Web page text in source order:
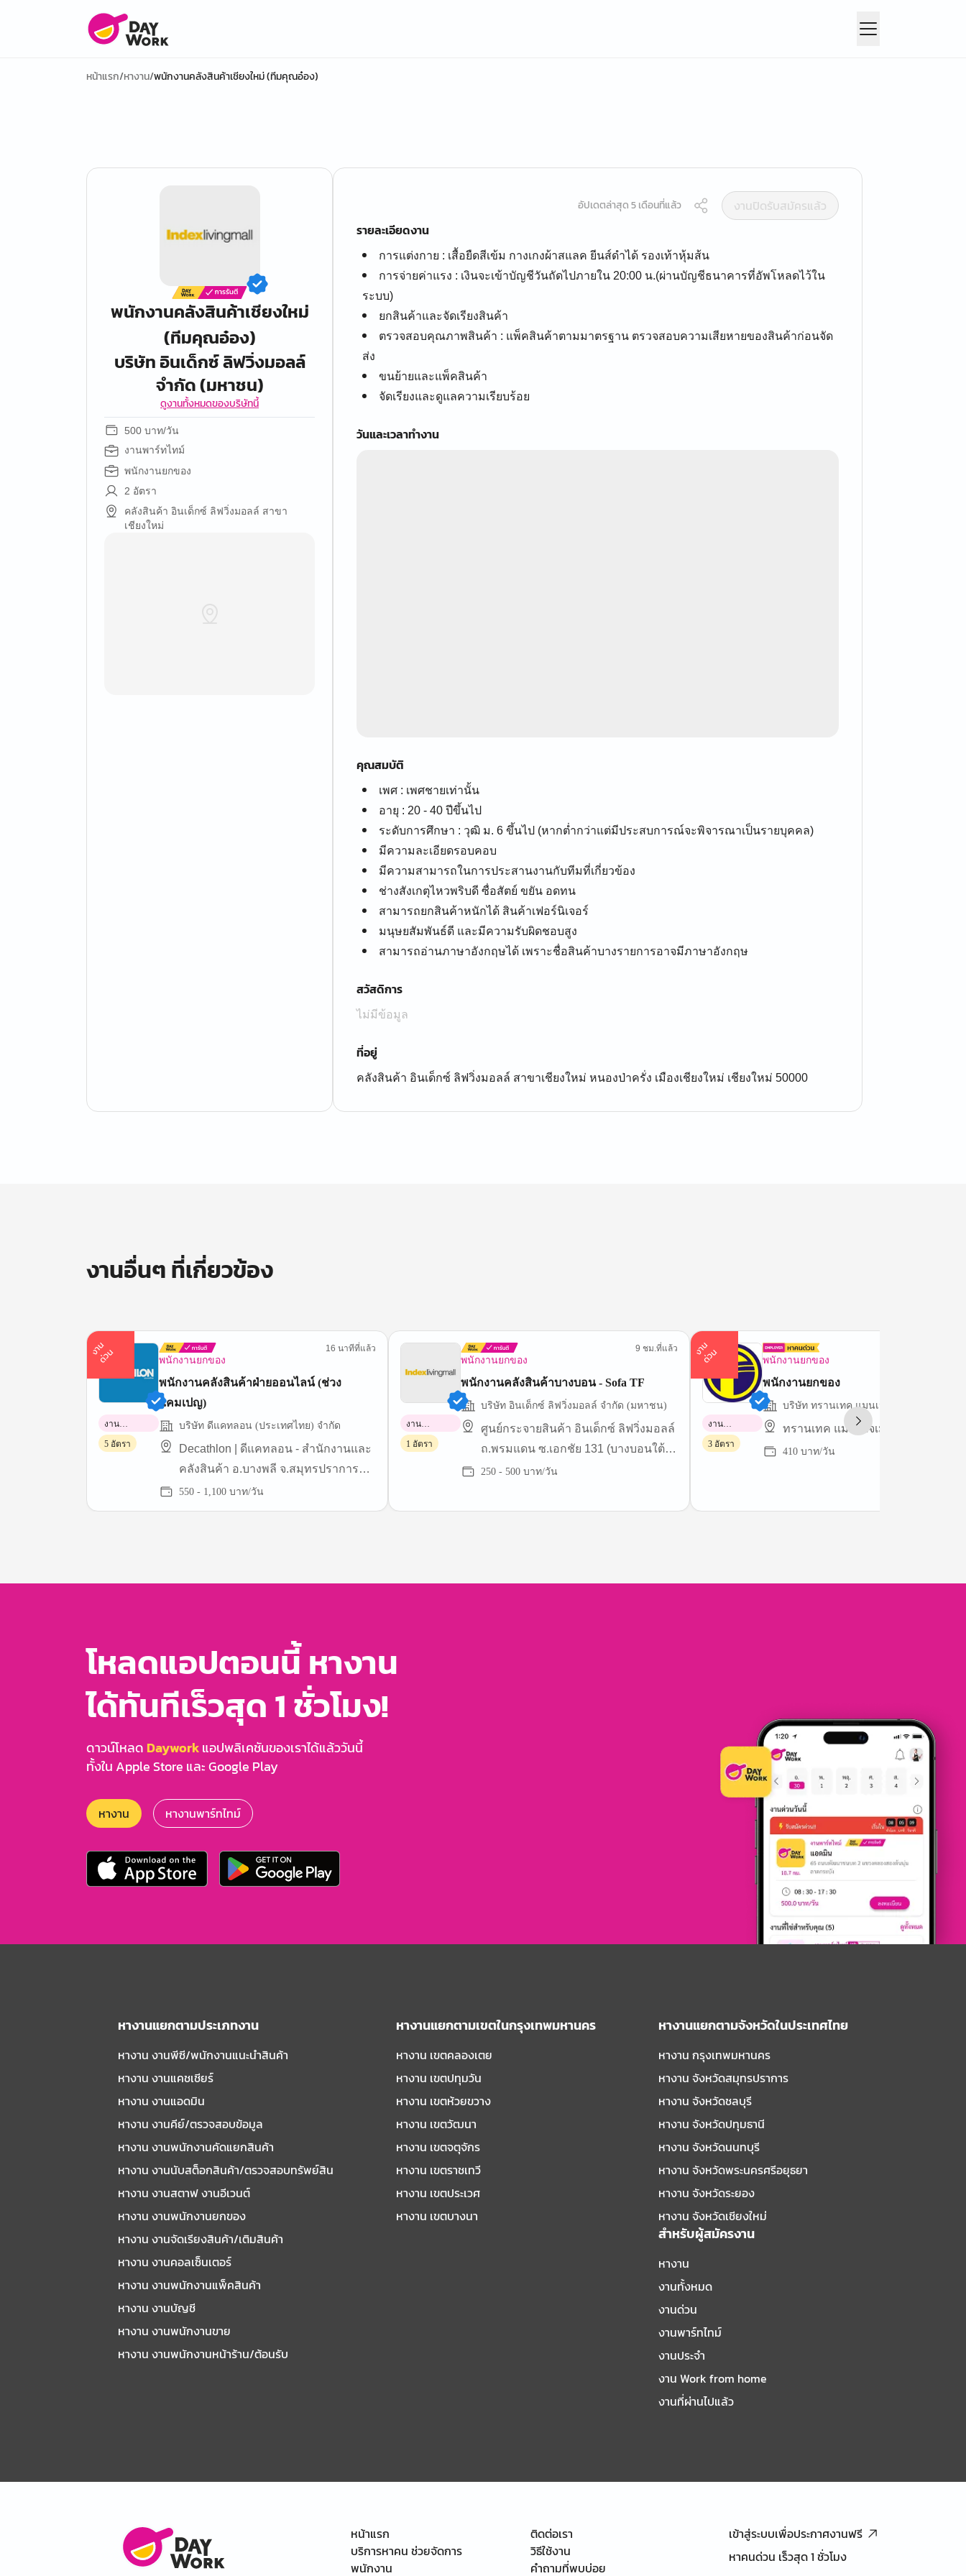
หน้าแรก/หางาน/พนักงานคลังสินค้าเชียงใหม่ (ทีมคุณอ๋อง)
พนักงานคลังสินค้าเชียงใหม่
(ทีมคุณอ๋อง)
บริษัท อินเด็กซ์ ลิฟวิ่งมอลล์
จำกัด (มหาชน)
ดูงานทั้งหมดของบริษัทนี้
500 บาท/วัน
งานพาร์ทไทม์
พนักงานยกของ
2 อัตรา
คลังสินค้า อินเด็กซ์ ลิฟวิ่งมอลล์ สาขา
เชียงใหม่
อัปเดตล่าสุด 5 เดือนที่แล้ว
งานปิดรับสมัครแล้ว
รายละเอียดงาน
การแต่งกาย : เสื้อยืดสีเข้ม กางเกงผ้าสแลค ยีนส์ดำได้ รองเท้าหุ้มส้น
การจ่ายค่าแรง : เงินจะเข้าบัญชีวันถัดไปภายใน 20:00 น.(ผ่านบัญชีธนาคารที่อัพโหลดไว้ใน
ระบบ)
ยกสินค้าและจัดเรียงสินค้า
ตรวจสอบคุณภาพสินค้า : แพ็คสินค้าตามมาตรฐาน ตรวจสอบความเสียหายของสินค้าก่อนจัด
ส่ง
ขนย้ายและแพ็คสินค้า
จัดเรียงและดูแลความเรียบร้อย
วันและเวลาทำงาน
คุณสมบัติ
เพศ : เพศชายเท่านั้น
อายุ : 20 - 40 ปีขึ้นไป
ระดับการศึกษา : วุฒิ ม. 6 ขึ้นไป (หากต่ำกว่าแต่มีประสบการณ์จะพิจารณาเป็นรายบุคคล)
มีความละเอียดรอบคอบ
มีความสามารถในการประสานงานกับทีมที่เกี่ยวข้อง
ช่างสังเกตุไหวพริบดี ซื่อสัตย์ ขยัน อดทน
สามารถยกสินค้าหนักได้ สินค้าเฟอร์นิเจอร์
มนุษยสัมพันธ์ดี และมีความรับผิดชอบสูง
สามารถอ่านภาษาอังกฤษได้ เพราะชื่อสินค้าบางรายการอาจมีภาษาอังกฤษ
สวัสดิการ
ไม่มีข้อมูล
ที่อยู่
คลังสินค้า อินเด็กซ์ ลิฟวิ่งมอลล์ สาขาเชียงใหม่ หนองป่าครั่ง เมืองเชียงใหม่ เชียงใหม่ 50000
งานอื่นๆ ที่เกี่ยวข้อง
ง
า
น
ด่
ว
น พนักงานยกของ
16 นาทีที่แล้ว
พนักงานคลังสินค้าฝ่ายออนไลน์ (ช่วง
แคมเปญ)
บริษัท ดีแคทลอน (ประเทศไทย) จำกัด
Decathlon | ดีแคทลอน - สำนักงานและ
คลังสินค้า อ.บางพลี จ.สมุทรปราการ
(บางนา กม.19)
550 - 1,100 บาท/วัน
งาน
พาร์ทไทม์
5 อัตรา
พนักงานยกของ
9 ชม.ที่แล้ว
พนักงานคลังสินค้าบางบอน - Sofa TF
บริษัท อินเด็กซ์ ลิฟวิ่งมอลล์ จำกัด (มหาชน)
ศูนย์กระจายสินค้า อินเด็กซ์ ลิฟวิ่งมอลล์
ถ.พรมแดน ซ.เอกชัย 131 (บางบอนใต้ -
ใกล้สถานีพรมแดน)
250 - 500 บาท/วัน
งาน
พาร์ทไทม์
1 อัตรา
ง
า
น
ด่
ว
น พนักงานยกของ
พนักงานยกของ
บริษัท ทรานเทค แมนเนจเม้นท์ กรุ๊ปส์ จำกั
ทรานเทค แมนเนจเม้นท์ กรุ๊ปส์ จำกัด
410 บาท/วัน
งาน
พาร์ทไทม์
3 อัตรา
โหลดแอปตอนนี้ หางาน
ได้ทันทีเร็วสุด 1 ชั่วโมง!
ดาวน์โหลด Dayworkแอปพลิเคชันของเราได้แล้ววันนี้
ทั้งใน Apple Store และ Google Play
หางาน หางานพาร์ทไทม์
หางานแยกตามประเภทงาน
หางาน งานพีซี/พนักงานแนะนําสินค้า
หางาน งานแคชเชียร์
หางาน งานแอดมิน
หางาน งานคีย์/ตรวจสอบข้อมูล
หางาน งานพนักงานคัดแยกสินค้า
หางาน งานนับสต็อกสินค้า/ตรวจสอบทรัพย์สิน
หางาน งานสตาฟ งานอีเวนต์
หางาน งานพนักงานยกของ
หางาน งานจัดเรียงสินค้า/เติมสินค้า
หางาน งานคอลเซ็นเตอร์
หางาน งานพนักงานแพ็คสินค้า
หางาน งานบัญชี
หางาน งานพนักงานขาย
หางาน งานพนักงานหน้าร้าน/ต้อนรับ
หางานแยกตามเขตในกรุงเทพมหานคร
หางาน เขตคลองเตย
หางาน เขตปทุมวัน
หางาน เขตห้วยขวาง
หางาน เขตวัฒนา
หางาน เขตจตุจักร
หางาน เขตราชเทวี
หางาน เขตประเวศ
หางาน เขตบางนา
หางานแยกตามจังหวัดในประเทศไทย
หางาน กรุงเทพมหานคร
หางาน จังหวัดสมุทรปราการ
หางาน จังหวัดชลบุรี
หางาน จังหวัดปทุมธานี
หางาน จังหวัดนนทบุรี
หางาน จังหวัดพระนครศรีอยุธยา
หางาน จังหวัดระยอง
หางาน จังหวัดเชียงใหม่
สำหรับผู้สมัครงาน
หางาน
งานทั้งหมด
งานด่วน
งานพาร์ทไทม์
งานประจำ
งาน Work from home
งานที่ผ่านไปแล้ว
หน้าแรก
บริการหาคน ช่วยจัดการ
พนักงาน
ติดต่อเรา
วิธีใช้งาน
คำถามที่พบบ่อย
เข้าสู่ระบบเพื่อประกาศงานฟรี
หาคนด่วน เร็วสุด 1 ชั่วโมง